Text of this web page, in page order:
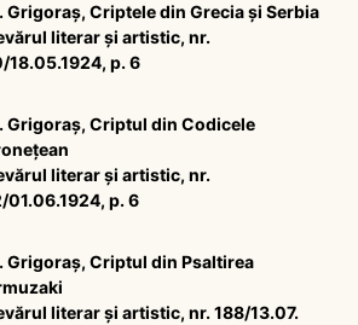
Grigoraș, Criptele din Grecia și Serbia
literar și artistic, nr.
18.05.1924, p. 6
Grigoraș, Criptul din Codicele
literar și artistic, nr.
01.06.1924, p. 6
Grigoraș, Criptul din Psaltirea
literar și artistic, nr. 188/13.07.